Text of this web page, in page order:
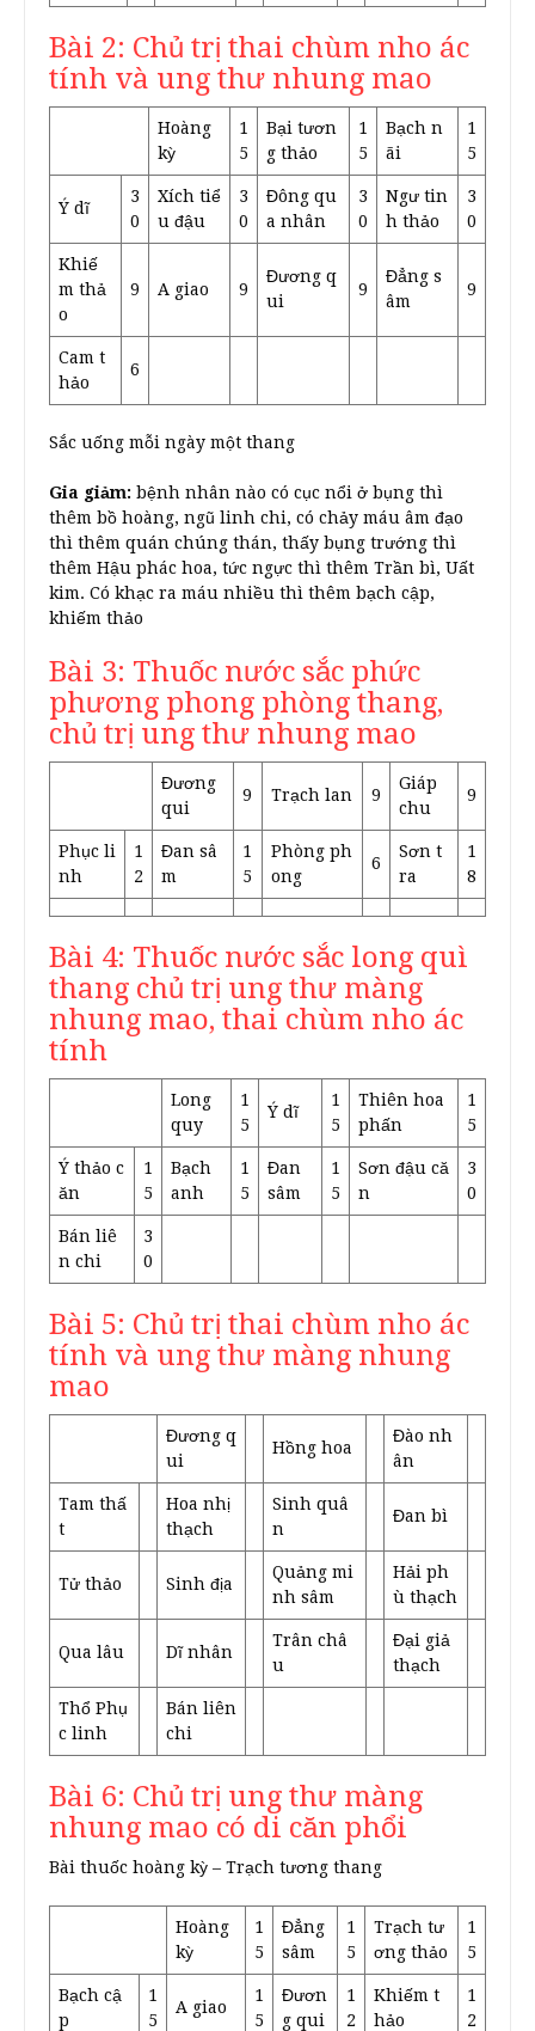
Bài 2: Chủ trị thai chùm nho ác
tính và ung thư nhung mao
Hoàng
kỳ
1
5
Bại tươn
g thảo
1
5
Bạch n
ãi
1
5
Ý dĩ
3
0
Xích tiể
u đậu
3
0
Đông qu
a nhân
3
0
Ngư tin
h thảo
3
0
Khiế
m thả
o
9 A giao 9
Đương q
ui
9
Đẳng s
âm
9
Cam t
hảo
6
Sắc uống mỗi ngày một thang
Gia giảm: bệnh nhân nào có cục nổi ở bụng thì
thêm bồ hoàng, ngũ linh chi, có chảy máu âm đạo
thì thêm quán chúng thán, thấy bụng trướng thì
thêm Hậu phác hoa, tức ngực thì thêm Trần bì, Uất
kim. Có khạc ra máu nhiều thì thêm bạch cập,
khiếm thảo
Bài 3: Thuốc nước sắc phức
phương phong phòng thang,
chủ trị ung thư nhung mao
Đương
qui
9 Trạch lan 9
Giáp
chu
9
Phục li
nh
1
2
Đan sâ
m
1
5
Phòng ph
ong
6
Sơn t
ra
1
8
Bài 4: Thuốc nước sắc long quì
thang chủ trị ung thư màng
nhung mao, thai chùm nho ác
tính
Long
quy
1
5
Ý dĩ
1
5
Thiên hoa
phấn
1
5
Ý thảo c
ăn
1
5
Bạch
anh
1
5
Đan
sâm
1
5
Sơn đậu că
n
3
0
Bán liê
n chi
3
0
Bài 5: Chủ trị thai chùm nho ác
tính và ung thư màng nhung
mao
Đương q
ui
Hồng hoa
Đào nh
ân
Tam thấ
t
Hoa nhị
thạch
Sinh quâ
n
Đan bì
Tử thảo Sinh địa
Quảng mi
nh sâm
Hải ph
ù thạch
Qua lâu Dĩ nhân
Trân châ
u
Đại giả
thạch
Thổ Phụ
c linh
Bán liên
chi
Bài 6: Chủ trị ung thư màng
nhung mao có di căn phổi
Bài thuốc hoàng kỳ – Trạch tương thang
Hoàng
kỳ
1
5
Đẳng
sâm
1
5
Trạch tư
ơng thảo
1
5
Bạch cậ
p
1
5
A giao
1
5
Đươn
g qui
1
2
Khiếm t
hảo
1
2